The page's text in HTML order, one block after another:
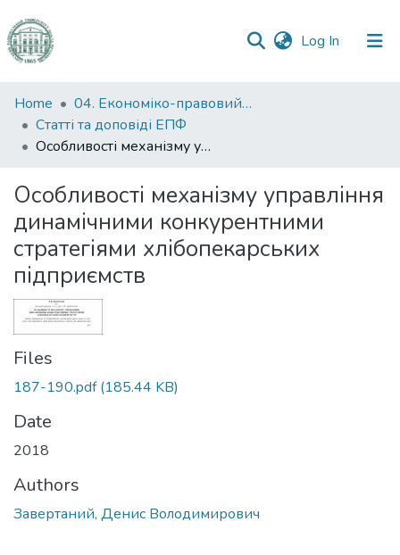
Log In (current)
Communities
&
Collections
Statistics
Home
04. Економіко-правовий факультет
Статті та доповіді ЕПФ
Особливості механізму управління динамічними конкурентними стратегіями хлібопекарських підприємств
Особливості механізму управління
динамічними конкурентними
стратегіями хлібопекарських
підприємств
Files
187-190.pdf(185.44 KB)
Date
2018
Authors
Завертаний, Денис Володимирович